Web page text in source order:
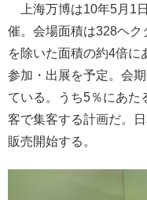
上海万博は10年5月1
催。会場面積は328ヘ
を除いた面積の約4倍に
参加・出展を予定。会
ている。うち5％にあた
客で集客する計画だ。
販売開始する。